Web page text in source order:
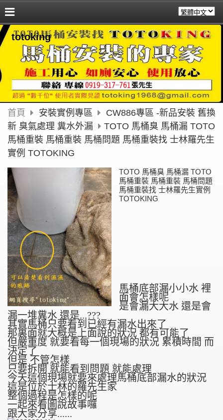
totoking
首頁 安裝實例專區
CW886專區 -新品安裝 舊換
新 臭氣處理 糞水外漏
TOTO 馬桶臭 馬桶漏 TOTO
馬桶重裝 馬桶重裝 馬桶問題 馬桶重裝找 士林羅先生
實例 TOTOKING
TOTO 馬桶臭 馬桶漏 TOTO
馬桶重裝 馬桶重裝 馬桶問題
馬桶重裝找 士林羅先生實例
TOTOKING
馬桶底部漏小小水 裡
面會怎樣呢
是會漏大大水 還是會
漏一堆糞水 還是...???
其實馬桶只要看到已經有漏水出來了
那裏面就大概是上面說的狀況 都有可能了
但嚴重度 就要看每一個現場的狀況 累積時間 而
決定了
但是 不管怎樣
只要拆開 就能看到問題 就能處理
今天這個現場就要來處理馬桶底部漏水的狀況
這是位於士林的羅先生家
整個過程是怎樣的呢
一起來看圖說故事囉
跟大家分享......